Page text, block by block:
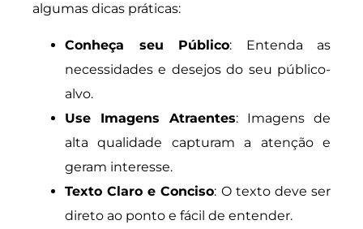
algumas dicas práticas:
Conheça seu Público: Entenda as
necessidades e desejos do seu público-
alvo.
Use Imagens Atraentes: Imagens de
alta qualidade capturam a atenção e
geram interesse.
Texto Claro e Conciso: O texto deve ser
direto ao ponto e fácil de entender.